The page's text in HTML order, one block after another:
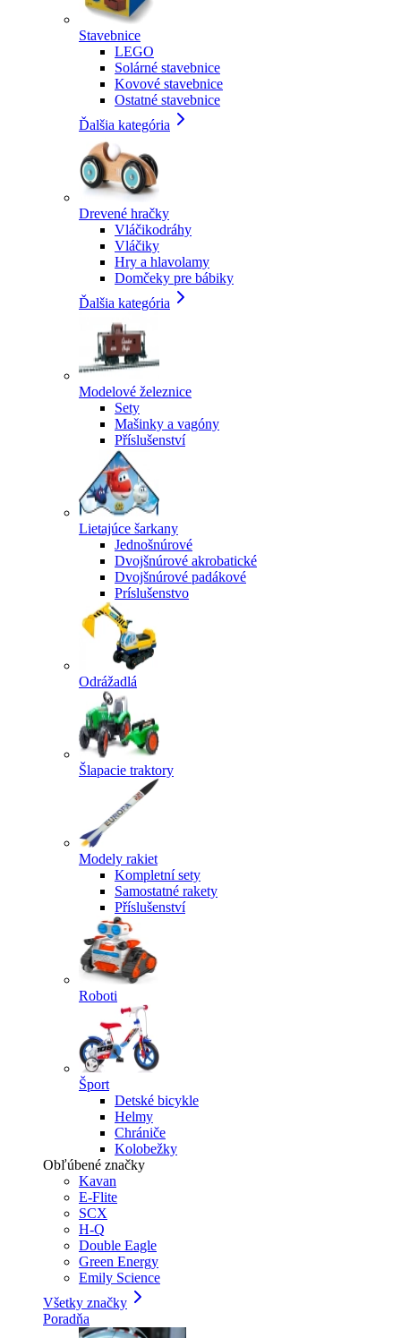
Stavebnice
LEGO
Solárné stavebnice
Kovové stavebnice
Ostatné stavebnice
Ďalšia kategória
Drevené hračky
Vláčikodráhy
Vláčiky
Hry a hlavolamy
Domčeky pre bábiky
Ďalšia kategória
Modelové železnice
Sety
Mašinky a vagóny
Příslušenství
Lietajúce šarkany
Jednošnúrové
Dvojšnúrové akrobatické
Dvojšnúrové padákové
Príslušenstvo
Odrážadlá
Šlapacie traktory
Modely rakiet
Kompletní sety
Samostatné rakety
Příslušenství
Roboti
Šport
Detské bicykle
Helmy
Chrániče
Kolobežky
Obľúbené značky
Kavan
E-Flite
SCX
H-Q
Double Eagle
Green Energy
Emily Science
Všetky značky
Poradňa